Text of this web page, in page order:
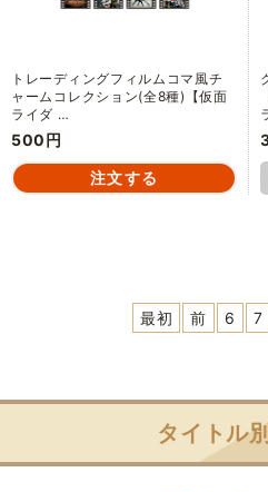
トレーディングフィルムコマ風チ
ャームコレクション(全8種)【仮面
ライダ …
500円
最初 前 6 7
タイトル